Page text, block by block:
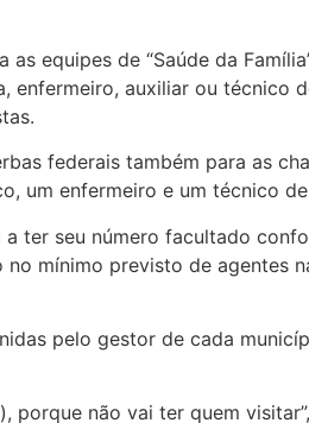
equipes de “Saúde da
enfermeiro, auxiliar ou técnico
federais também para as
um enfermeiro e um técnico
ter seu número facultado
mínimo previsto de agentes
pelo gestor de cada
não vai ter quem